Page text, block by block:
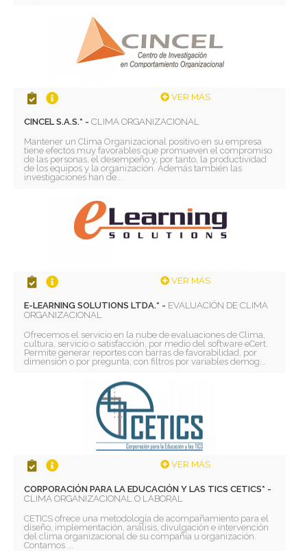
VER MÁS
CINCEL S.A.S.* -CLIMA ORGANIZACIONAL
Mantener un Clima Organizacional positivo en su empresa
tiene efectos muy favorables que promueven el compromiso
de las personas, el desempeño y, por tanto, la productividad
de los equipos y la organización. Además también las
investigaciones han de...
VER MÁS
E-LEARNING SOLUTIONS LTDA.* - EVALUACIÓN DE CLIMA
ORGANIZACIONAL
Ofrecemos el servicio en la nube de evaluaciones de Clima,
cultura, servicio o satisfacción, por medio del software eCert.
Permite generar reportes con barras de favorabilidad, por
dimensión o por pregunta, con filtros por variables demog...
VER MÁS
CORPORACIÓN PARA LA EDUCACIÓN Y LAS TICS CETICS* -
CLIMA ORGANIZACIONAL O LABORAL
CETICS ofrece una metodología de acompañamiento para el
diseño, implementación, análisis, divulgación e intervención
del clima organizacional de su compañía u organización.
Contamos ...